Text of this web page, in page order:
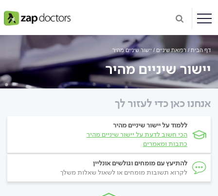
דף הבית רפואת שיניים יישור שיניים מהיר
יישור שיניים מהיר
אנחנו כאן כדי לעזור לך
ללמוד על יישור שיניים מהיר
הכי חשוב לדעת על יישור שיניים מהיר
כתבות ומאמרים
להתיעץ עם מומחים וגולשים אונליין
לקרוא תשובות מומחים או לשאול שאלות משלך